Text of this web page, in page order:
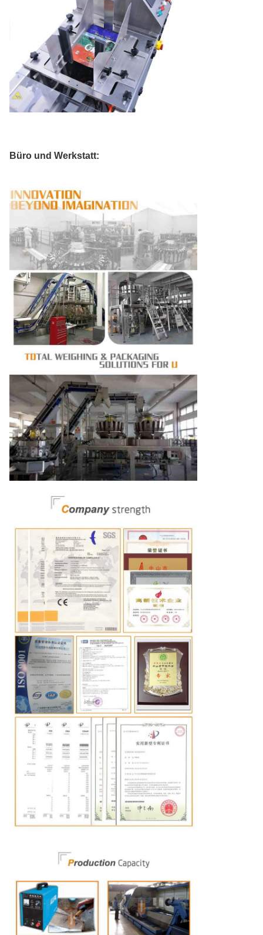
Büro und Werkstatt: